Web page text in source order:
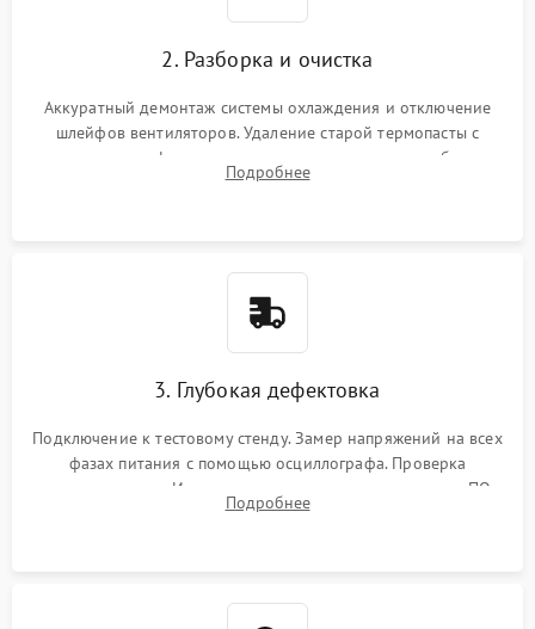
2. Разборка и очистка
Аккуратный демонтаж системы охлаждения и отключение
шлейфов вентиляторов. Удаление старой термопасты с
кристалла графического чипа и термопрокладок с банок
памяти и зоны VRM. Очистка платы от пыли и окислов.
Подробнее
3. Глубокая дефектовка
Подключение к тестовому стенду. Замер напряжений на всех
фазах питания с помощью осциллографа. Проверка
инициализации. Использование специализированного ПО
MATS
Подробнее